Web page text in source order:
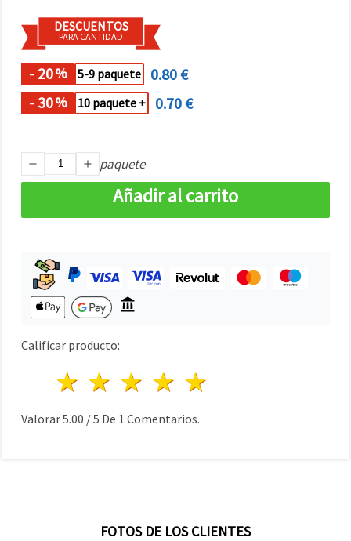
DESCUENTOS
PARA CANTIDAD
- 20% 5-9 paquete
0.80 €
- 30% 10 paquete + 0.70 €
paquete
Añadir al carrito
Calificar producto:
4 estrellas
3 estrellas
2 estrellas
1 estrella
Valorar5.00 /5 De 1 Comentarios.
FOTOS DE LOS CLIENTES